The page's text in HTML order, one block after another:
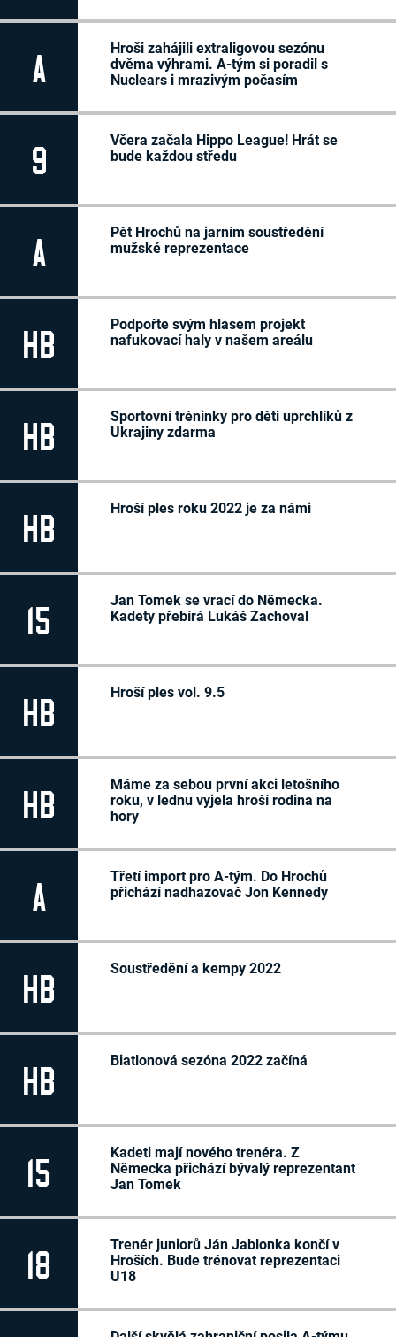
A
Hroši zahájili extraligovou sezónu
dvěma výhrami. A-tým si poradil s
Nuclears i mrazivým počasím
9
Včera začala Hippo League! Hrát se
bude každou středu
A
Pět Hrochů na jarním soustředění
mužské reprezentace
HB
Podpořte svým hlasem projekt
nafukovací haly v našem areálu
HB
Sportovní tréninky pro děti uprchlíků z
Ukrajiny zdarma
HB Hroší ples roku 2022 je za námi
15
Jan Tomek se vrací do Německa.
Kadety přebírá Lukáš Zachoval
HB Hroší ples vol. 9.5
HB
Máme za sebou první akci letošního
roku, v lednu vyjela hroší rodina na
hory
A
Třetí import pro A-tým. Do Hrochů
přichází nadhazovač Jon Kennedy
HB Soustředění a kempy 2022
HB Biatlonová sezóna 2022 začíná
15
Kadeti mají nového trenéra. Z
Německa přichází bývalý reprezentant
Jan Tomek
18
Trenér juniorů Ján Jablonka končí v
Hroších. Bude trénovat reprezentaci
U18